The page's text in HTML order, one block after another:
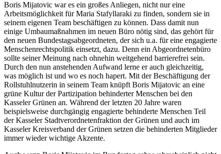
Boris Mijatovic war es ein großes Anliegen, nicht nur eine
Arbeitsmöglichkeit für Maria Stafyllaraki zu finden, sondern sie in
seinem eigenen Team beschäftigen zu können. Dass damit nun
einige Umbaumaßnahmen im neuen Büro nötig sind, das gehört für
den neuen Bundestagsabgeordneten, der sich u.a. für eine engagierte
Menschenrechtspolitik einsetzt, dazu. Denn ein Abgeordnetenbüro
sollte seiner Meinung nach ohnehin weitgehend barrierefrei sein.
Durch den nun anstehenden Aufwand lerne er auch gleichzeitig,
was möglich ist und wo es noch hapert. Mit der Beschäftigung der
Rollstuhlnutzerin in seinem Team knüpft Boris Mijatovic an eine
grüne Kultur der Partizipation behinderter Menschen bei den
Kasseler Grünen an. Während der letzten 20 Jahre waren
beispielsweise durchgängig engagierte behinderte Menschen Teil
der Kasseler Stadtverordnetenfraktion der Grünen und auch im
Kasseler Kreisverband der Grünen setzen die behinderten Mitglieder
immer wieder wichtige Akzente.